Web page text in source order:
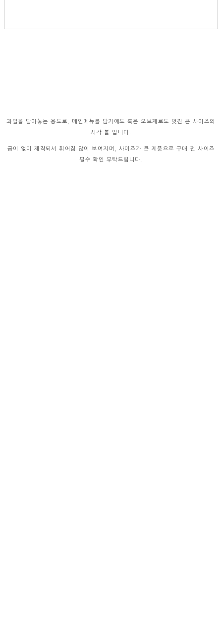
과일을 담아놓는 용도로, 메인메뉴를 담기에도 혹은 오브제로도 멋진 큰 사이즈의
사각 볼 입니다.
굽이 없이 제작되서 휘어짐 많이 보여지며, 사이즈가 큰 제품으로 구매 전 사이즈
필수 확인 부탁드립니다.